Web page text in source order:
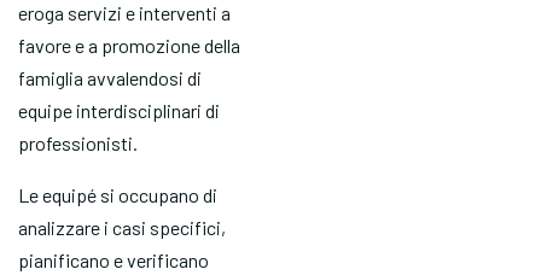
eroga servizi e interventi a
favore e a promozione della
famiglia avvalendosi di
equipe interdisciplinari di
professionisti.
Le equipé si occupano di
analizzare i casi specifici,
pianificano e verificano